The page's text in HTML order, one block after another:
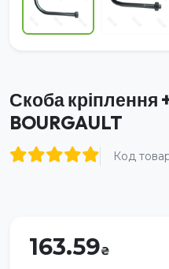
Скоба кріплення
BOURGAULT
Код
163.59